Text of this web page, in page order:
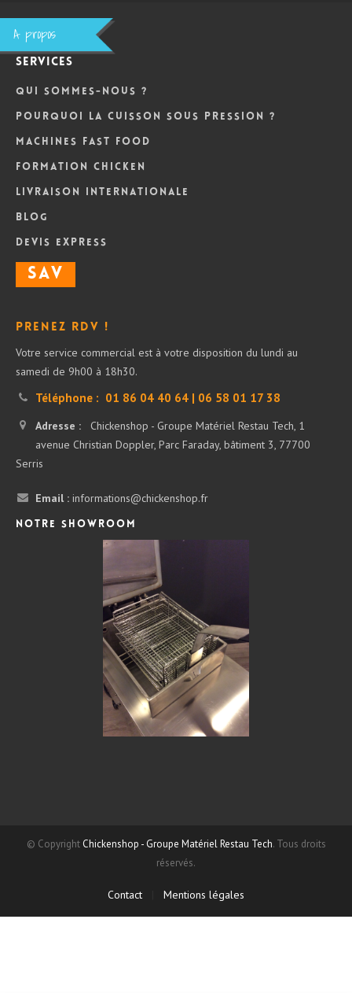
© Copyright Chickenshop - Groupe Matériel Restau Tech. Tous droits
réservés.
Contact Mentions légales
Services
Qui sommes-nous ?
Pourquoi la cuisson sous pression ?
Machines Fast Food
Formation Chicken
Livraison internationale
Blog
DEVIS Express
SAV
Prenez RDV !
Votre service commercial est à votre disposition du lundi au
samedi de 9h00 à 18h30.
Téléphone : 01 86 04 40 64 | 06 58 01 17 38
Adresse : Chickenshop - Groupe Matériel Restau Tech, 1
avenue Christian Doppler, Parc Faraday, bâtiment 3, 77700
Serris
Email : informations@chickenshop.fr
Notre showroom
A propos